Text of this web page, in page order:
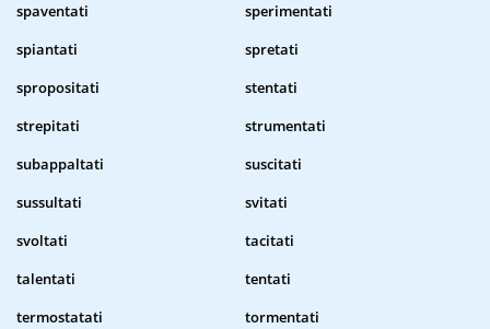
spaventati
sperimentati
spiantati
spretati
spropositati
stentati
strepitati
strumentati
subappaltati
suscitati
sussultati
svitati
svoltati
tacitati
talentati
tentati
termostatati
tormentati